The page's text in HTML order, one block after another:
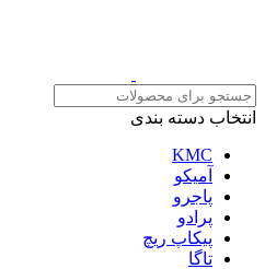
انتخاب دسته بندی
KMC
آمیکو
پاجرو
پرادو
پیکاپ ریچ
تاگا